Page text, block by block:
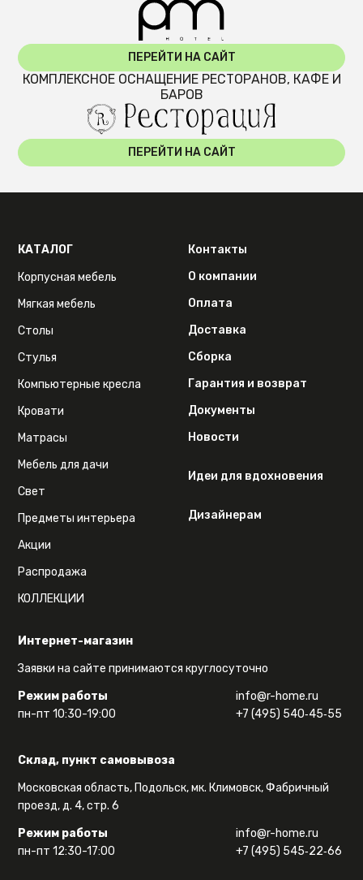
ПЕРЕЙТИ НА САЙТ
КОМПЛЕКСНОЕ ОСНАЩЕНИЕ РЕСТОРАНОВ, КАФЕ И
БАРОВ
ПЕРЕЙТИ НА САЙТ
Интернет-магазин
Заявки на сайте принимаются круглосуточно
Режим работы
пн-пт 10:30-19:00
info@r-home.ru
+7 (495) 540‑45‑55
Склад, пункт самовывоза
Московская область, Подольск, мк. Климовск, Фабричный
проезд, д. 4, стр. 6
Режим работы
пн-пт 12:30-17:00
info@r-home.ru
+7 (495) 545‑22‑66
КАТАЛОГ
Корпусная мебель
Мягкая мебель
Столы
Стулья
Компьютерные кресла
Кровати
Матрасы
Мебель для дачи
Свет
Предметы интерьера
Акции
Распродажа
КОЛЛЕКЦИИ
Контакты
О компании
Оплата
Доставка
Сборка
Гарантия и возврат
Документы
Новости
Идеи для вдохновения
Дизайнерам